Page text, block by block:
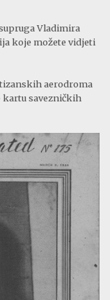
Vladimira
koje možete vidjeti
aerodroma
savezničkih